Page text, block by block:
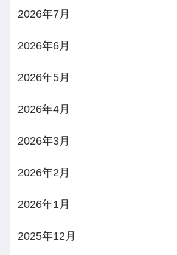
2026年7月
2026年6月
2026年5月
2026年4月
2026年3月
2026年2月
2026年1月
2025年12月